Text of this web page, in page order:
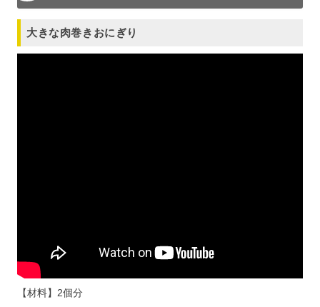
大きな肉巻きおにぎり
【材料】2個分